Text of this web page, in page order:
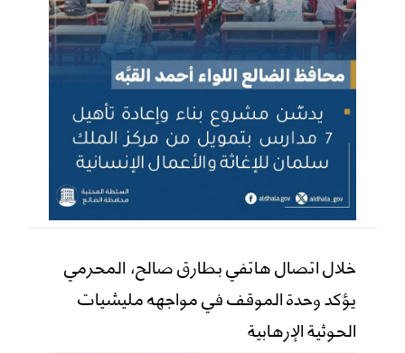
خلال اتصال هاتفي بطارق صالح، المحرمي
يؤكد وحدة الموقف في مواجهه مليشيات
الحوثية الإرهابية